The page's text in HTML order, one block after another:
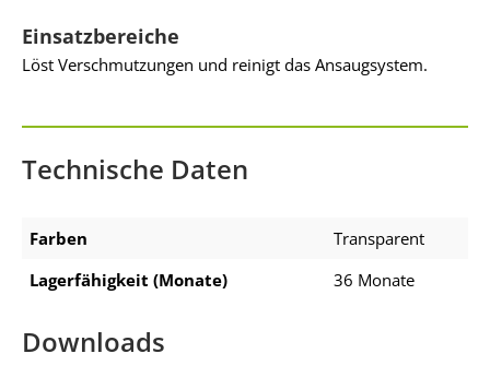
Einsatzbereiche
Löst Verschmutzungen und reinigt das Ansaugsystem.
Technische Daten
Farben
Transparent
Lagerfähigkeit (Monate)
36 Monate
Downloads